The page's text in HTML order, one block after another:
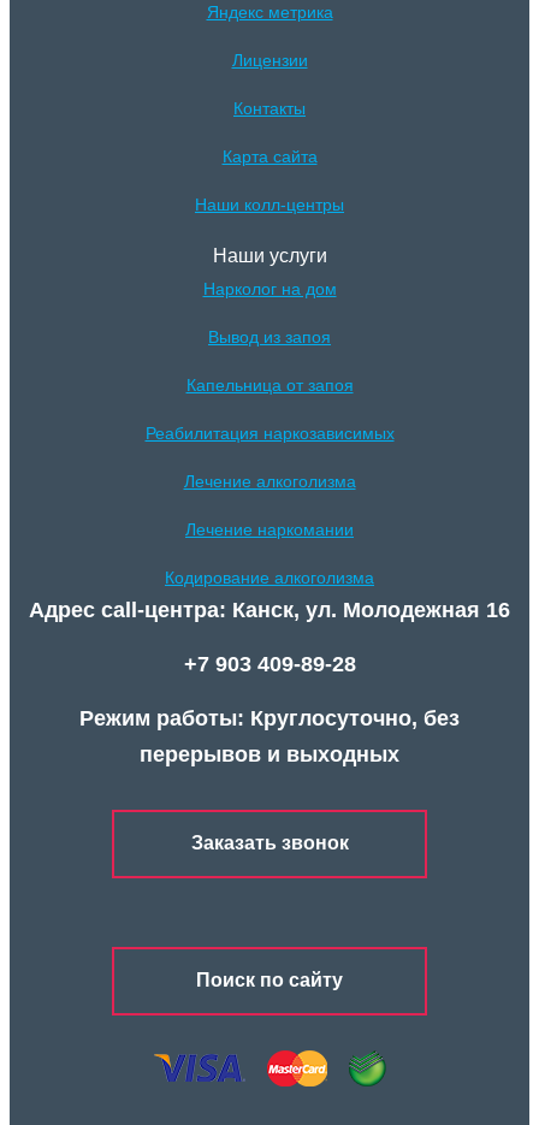
Яндекс метрика
Лицензии
Контакты
Карта сайта
Наши колл-центры
Наши услуги
Нарколог на дом
Вывод из запоя
Капельница от запоя
Реабилитация наркозависимых
Лечение алкоголизма
Лечение наркомании
Кодирование алкоголизма
Адрес call-центра: Канск, ул. Молодежная 16
+7 903 409-89-28
Режим работы: Круглосуточно, без
перерывов и выходных
Заказать звонок
Поиск по сайту